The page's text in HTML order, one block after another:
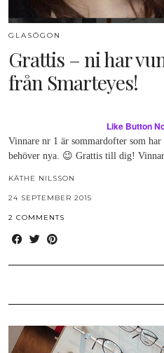
GLASÖGON
Grattis – ni har
från Smarteyes!
Like Button
Vinnare nr 1 är sommardofter som
behöver nya. 😉 Grattis till dig!
KÄTHE NILSSON
24 SEPTEMBER 2015
2 COMMENTS